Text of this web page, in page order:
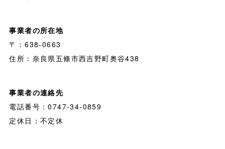
事業者の所在地
〒：638-0663
住所：奈良県五條市西吉野町奥谷438
事業者の連絡先
電話番号：0747-34-0859
定休日：不定休